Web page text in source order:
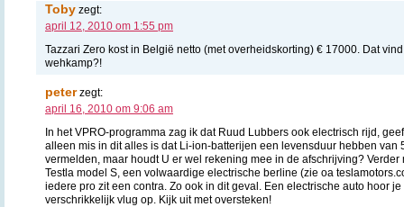
Toby zegt:
april 12, 2010 om 1:55 pm
Tazzari Zero kost in België netto (met overheidskorting) € 17000. Dat
wehkamp?!
peterzegt:
april 16, 2010 om 9:06 am
In het VPRO-programma zag ik dat Ruud Lubbers ook electrisch rijd,
alleen mis in dit alles is dat Li-ion-batterijen een levensduur hebben van
vermelden, maar houdt U er wel rekening mee in de afschrijving? Verder
Testla model S, een volwaardige electrische berline (zie oa
iedere pro zit een contra. Zo ook in dit geval. Een electrische auto hoor
verschrikkelijk vlug op. Kijk uit met oversteken!